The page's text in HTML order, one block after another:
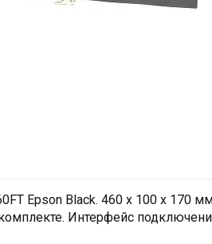
Epson Black. 460 х 100 х 170
Интерфейс